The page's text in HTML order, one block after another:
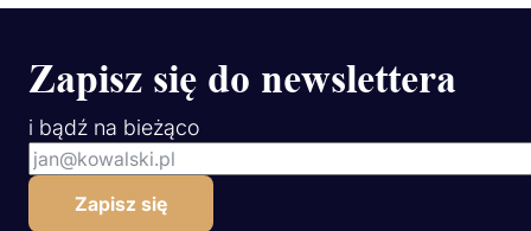
Zapisz się do newslettera
i bądź na bieżąco